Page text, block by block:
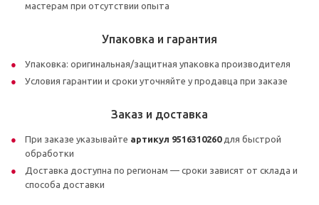
мастерам при отсутствии опыта
Упаковка и гарантия
Упаковка: оригинальная/защитная упаковка производителя
Условия гарантии и сроки уточняйте у продавца при заказе
Заказ и доставка
При заказе указывайте артикул 9516310260для быстрой
обработки
Доставка доступна по регионам — сроки зависят от склада и
способа доставки